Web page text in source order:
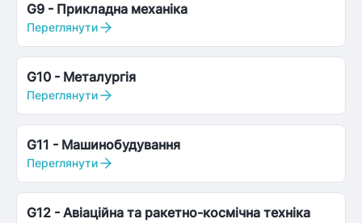
G9 - Прикладна механіка
Переглянути
G10 - Металургія
Переглянути
G11 - Машинобудування
Переглянути
G12 - Авiацiйна та ракетно-космічна техніка